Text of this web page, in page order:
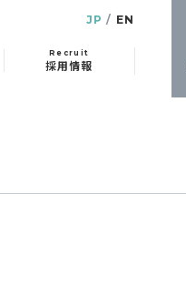
JP EN
Recruit
採用情報